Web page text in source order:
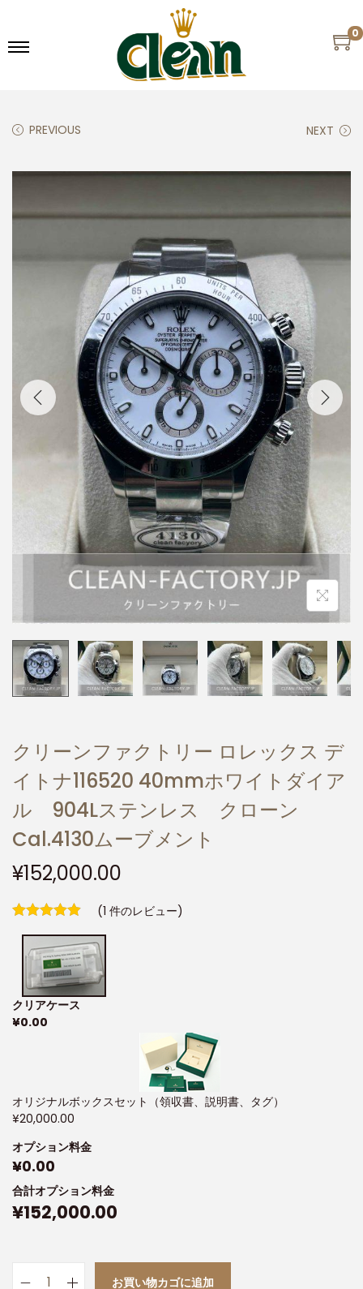
0
PREVIOUS NEXT
クリーンファクトリー ロレックス デ
イトナ116520 40mmホワイトダイア
ル 904Lステンレス クローン
Cal.4130ムーブメント
¥152,000.00
(1 件のレビュー)
クリアケース
¥0.00
オリジナルボックスセット（領収書、説明書、タグ）
¥20,000.00
オプション料金
¥0.00
合計オプション料金
¥152,000.00
お買い物カゴに追加